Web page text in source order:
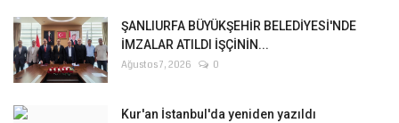
ŞANLIURFA BÜYÜKŞEHİR BELEDİYESİ'NDE
İMZALAR ATILDI İŞÇİNİN...
Ağustos 7, 2026 0
Kur'an İstanbul'da yeniden yazıldı